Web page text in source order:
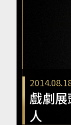
戲劇
人